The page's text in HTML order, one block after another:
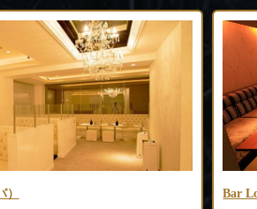
（バーラウンジ スピカ）